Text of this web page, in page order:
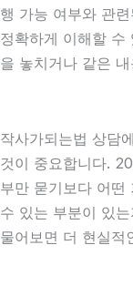
행 가능 여부와 관
정확하게 이해할 수
을 놓치거나 같은
작사가되는법 상담
것이 중요합니다.
부만 묻기보다 어떤
수 있는 부분이 있
물어보면 더 현실적